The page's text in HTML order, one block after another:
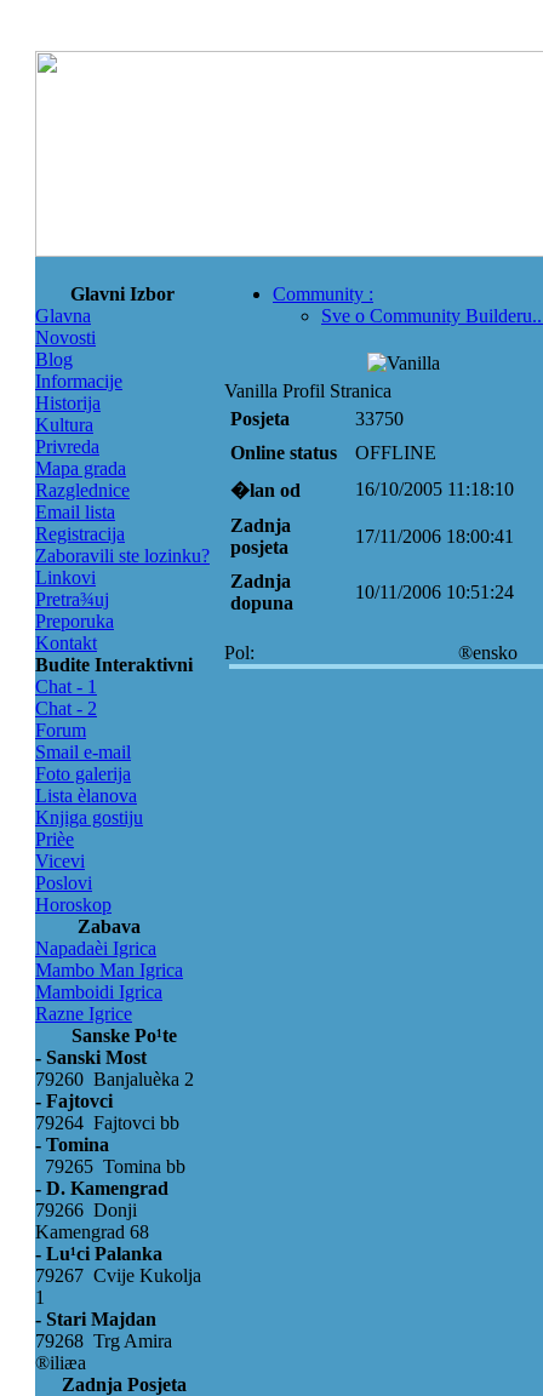
Glavni Izbor
Glavna
Novosti
Blog
Informacije
Historija
Kultura
Privreda
Mapa grada
Razglednice
Email lista
Registracija
Zaboravili ste lozinku?
Linkovi
Pretra¾uj
Preporuka
Kontakt
Budite Interaktivni
Chat - 1
Chat - 2
Forum
Smail e-mail
Foto galerija
Lista èlanova
Knjiga gostiju
Prièe
Vicevi
Poslovi
Horoskop
Zabava
Napadaèi Igrica
Mambo Man Igrica
Mamboidi Igrica
Razne Igrice
Sanske Po¹te
- Sanski Most
79260 Banjaluèka 2
- Fajtovci
79264 Fajtovci bb
- Tomina
79265 Tomina bb
- D. Kamengrad
79266 Donji
Kamengrad 68
- Lu¹ci Palanka
79267 Cvije Kukolja
1
- Stari Majdan
79268 Trg Amira
®iliæa
Zadnja Posjeta
Community :
Sve o Community
Vanilla Profil Stranica
Posjeta
33750
Online status
OFFLINE
�lan od
16/10/2005 11:18:10
Zadnja
posjeta
17/11/2006 18:00:41
Zadnja
dopuna
10/11/2006 10:51:24
Pol: ®ensko